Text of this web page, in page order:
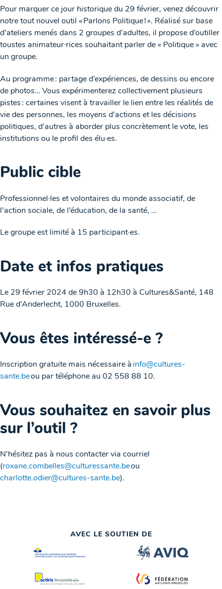
Pour marquer ce jour historique du 29 février, venez découvrir
notre tout nouvel outil « Parlons Politique ! ». Réalisé sur base
d’ateliers menés dans 2 groupes d’adultes, il propose d’outiller
toustes animateur∙rices souhaitant parler de « Politique » avec
un groupe.
Au programme : partage d’expériences, de dessins ou encore
de photos… Vous expérimenterez collectivement plusieurs
pistes : certaines visent à travailler le lien entre les réalités de
vie des personnes, les moyens d’actions et les décisions
politiques, d’autres à aborder plus concrètement le vote, les
institutions ou le profil des élu∙es.
Public cible
Professionnel∙les et volontaires du monde associatif, de
l’action sociale, de l’éducation, de la santé, …
Le groupe est limité à 15 participant·es.
Date et infos pratiques
Le 29 février 2024 de 9h30 à 12h30 à Cultures&Santé, 148
Rue d’Anderlecht, 1000 Bruxelles.
Vous êtes intéressé-e ?
Inscription gratuite mais nécessaire à info@cultures-
sante.beou par téléphone au 02 558 88 10.
Vous souhaitez en savoir plus
sur l’outil ?
N’hésitez pas à nous contacter via courriel
(roxane.combelles@culturessante.beou
charlotte.odier@cultures-sante.be).
AVEC LE SOUTIEN DE